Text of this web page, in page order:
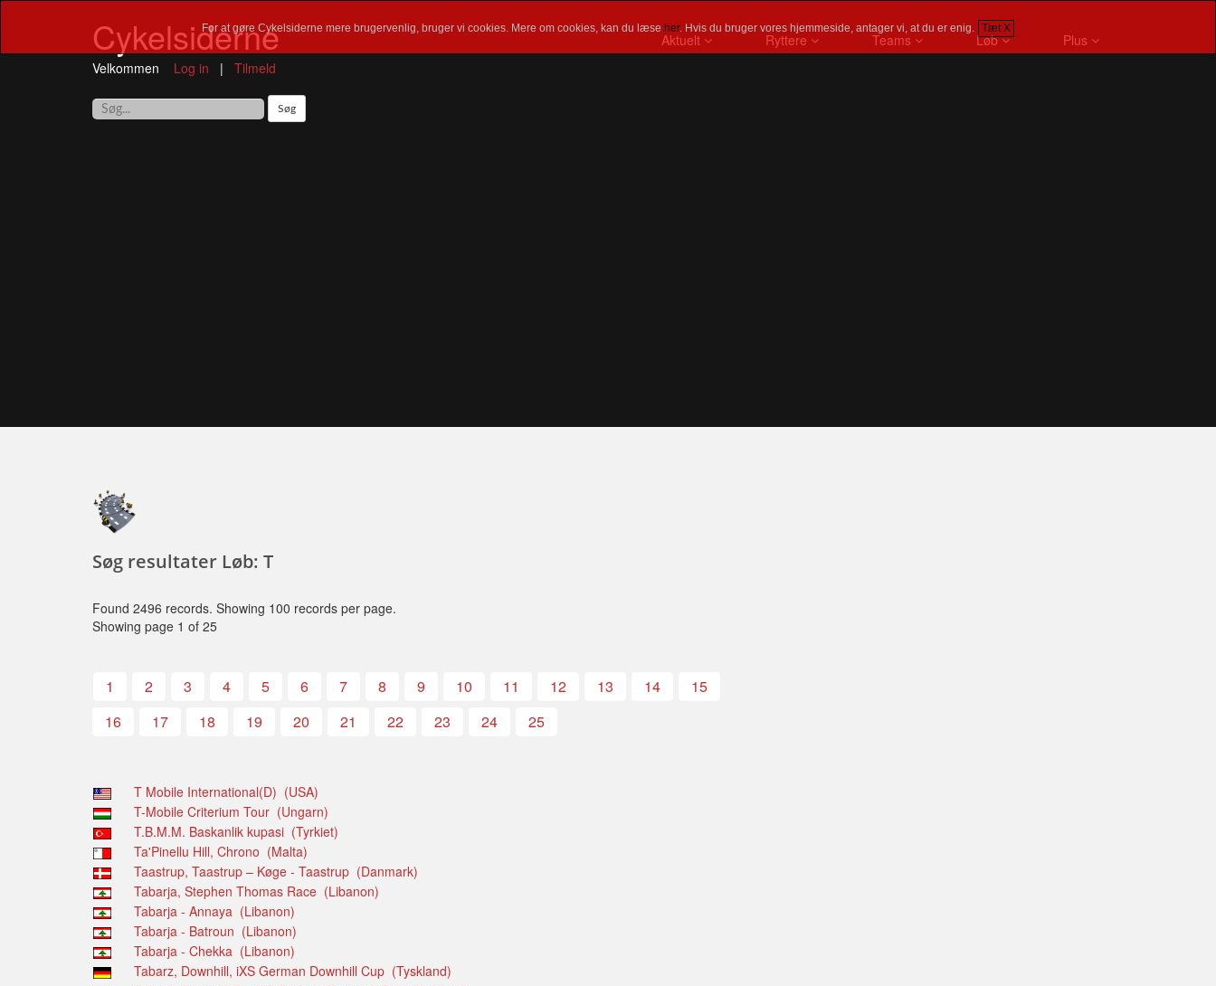
For at gøre Cykelsiderne mere brugervenlig, bruger vi cookies. Mere om cookies, kan du læse her. Hvis du bruger vores hjemmeside, antager vi, at du er enig. Tæt X
Cykelsiderne
Velkommen Log in | Tilmeld
Aktuelt Ryttere Teams Løb Plus
Søg resultater Løb: T
Found 2496 records. Showing 100 records per page.
Showing page 1 of 25
1 2 3 4 5 6 7 8 9 10 11 12 13 14
15
16
17 18 19 20 21 22 23 24 25
T Mobile International(D) (USA)
T-Mobile Criterium Tour (Ungarn)
T.B.M.M. Baskanlik kupasi (Tyrkiet)
Ta'Pinellu Hill, Chrono (Malta)
Taastrup, Taastrup – Køge - Taastrup (Danmark)
Tabarja, Stephen Thomas Race (Libanon)
Tabarja - Annaya (Libanon)
Tabarja - Batroun (Libanon)
Tabarja - Chekka (Libanon)
Tabarz, Downhill, iXS German Downhill Cup (Tyskland)